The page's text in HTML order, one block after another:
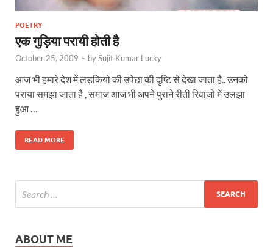
POETRY
एक गुड़िया परायी होती है
October 25, 2009 - bySujit Kumar Lucky
आज भी हमारे देश में लड़कियो की उपेछा की दृष्टि से देखा जाता है.. उनको
पराया समझा जाता है , समाज आज भी अपने पुराने रीती रिवाजो में उलझा
हुआ …
READ MORE
ABOUT ME